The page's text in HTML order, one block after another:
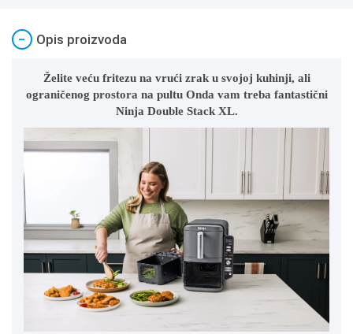
− Opis proizvoda
Želite veću fritezu na vrući zrak u svojoj kuhinji, ali
ograničenog prostora na pultu Onda vam treba fantastični
Ninja Double Stack XL.